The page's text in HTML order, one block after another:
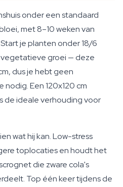
onder een standaard
met 8–10 weken van
je planten onder 18/6
groei — deze
dus je hebt geen
Een 120x120 cm
de ideale verhouding voor
wat hij kan. Low-stress
toplocaties en houdt het
die zware cola's
Top één keer tijdens de